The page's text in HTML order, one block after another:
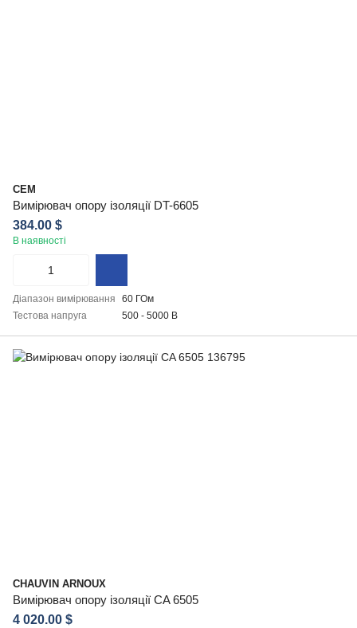
CEM
Вимірювач опору ізоляції DT-6605
384.00 $
В наявності
Діапазон вимірювання
60 ГОм
Тестова напруга
500 - 5000 В
CHAUVIN ARNOUX
Вимірювач опору ізоляції CA 6505
4 020.00 $